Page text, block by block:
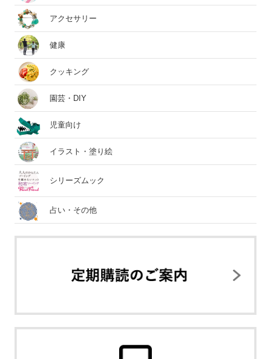
アクセサリー
健康
クッキング
園芸・DIY
児童向け
イラスト・塗り絵
シリーズムック
占い・その他